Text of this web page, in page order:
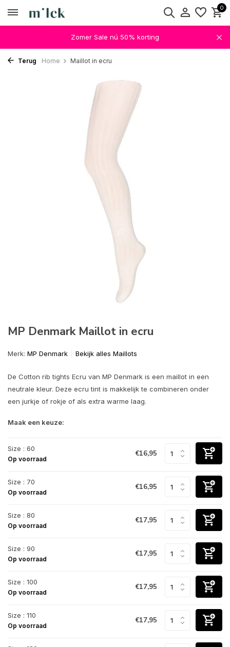
0
Zomer Sale nú 50% korting
Terug Home Maillot in ecru
MP Denmark Maillot in ecru
Merk: MP Denmark Bekijk alles Maillots
De Cotton rib tights Ecru van MP Denmark is een maillot in een
neutrale kleur. Deze ecru tint is makkelijk te combineren onder
een jurkje of rokje of als extra warme laag.
Maak een keuze:
Size : 60
Op voorraad
€16,95
Size : 70
Op voorraad
€16,95
Size : 80
Op voorraad
€17,95
Size : 90
Op voorraad
€17,95
Size : 100
Op voorraad
€17,95
Size : 110
Op voorraad
€17,95